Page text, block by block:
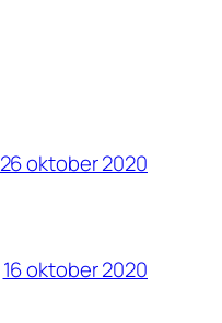
26 oktober 2020
16 oktober 2020